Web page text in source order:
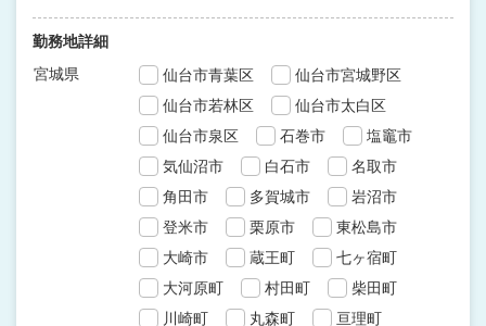
勤務地詳細
宮城県
仙台市青葉区
仙台市宮城野区
仙台市若林区
仙台市太白区
仙台市泉区
石巻市
塩竈市
気仙沼市
白石市
名取市
角田市
多賀城市
岩沼市
登米市
栗原市
東松島市
大崎市
蔵王町
七ヶ宿町
大河原町
村田町
柴田町
川崎町
丸森町 亘理町